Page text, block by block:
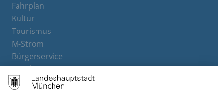
Fahrplan
Kultur
Tourismus
M-Strom
Bürgerservice
Hotels